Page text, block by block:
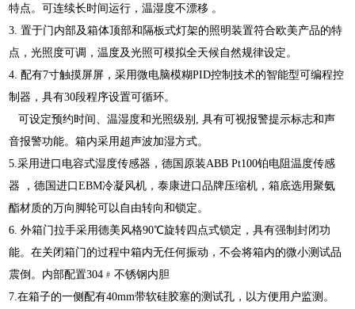
特点。可连续长时间运行，温湿度不漂移 。
3. 置于门内部及箱体顶部和隔板式灯架的照明装置符合欧美产品的特
点，光照度可调，温度及光照可模拟全天候自然规律设定。
4. 配有7寸触摸屏屏，采用微电脑模糊PID控制技术的智能型可编程控
制器，具有30段程序设置可循环。
可设定预约时间、温湿度和光照级别, 具有可视报警提示标志和声
音报警功能。箱内采用超声波加湿方式。
5.采用进口电容式湿度传感器，德国原装ABB Pt100铂电阻温度传感
器 ，德国进口EBM冷凝风机，泰康进口品牌压缩机，箱底选用聚氨
酯材质的万向脚轮可以自由转向和锁定。
6. 外箱门拉手采用德美风格90℃旋转四点式锁定，具有强制封闭功
能。在关闭箱门的过程中箱内无任何振动，不会将箱内的微小测试品
震倒。内部配置304﹟不锈钢内胆
7.在箱子的一侧配有40mm带软硅胶塞的测试孔，以方便用户监测。